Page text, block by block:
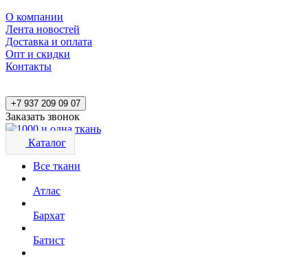
О компании
Лента новостей
Доставка и оплата
Опт и скидки
Контакты
+7 937 209 09 07
Заказать звонок
Каталог
Все ткани
Атлас
Бархат
Батист